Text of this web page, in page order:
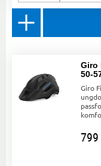
Giro
50-
Giro
799